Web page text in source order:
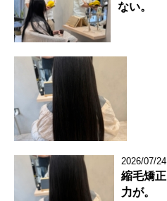
ない。
2026/07/24
縮毛矯
力が。